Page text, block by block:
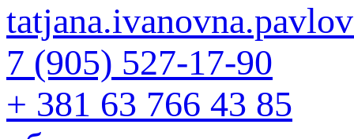
7 (905) 527-17-90
+ 381 63 766 43 85